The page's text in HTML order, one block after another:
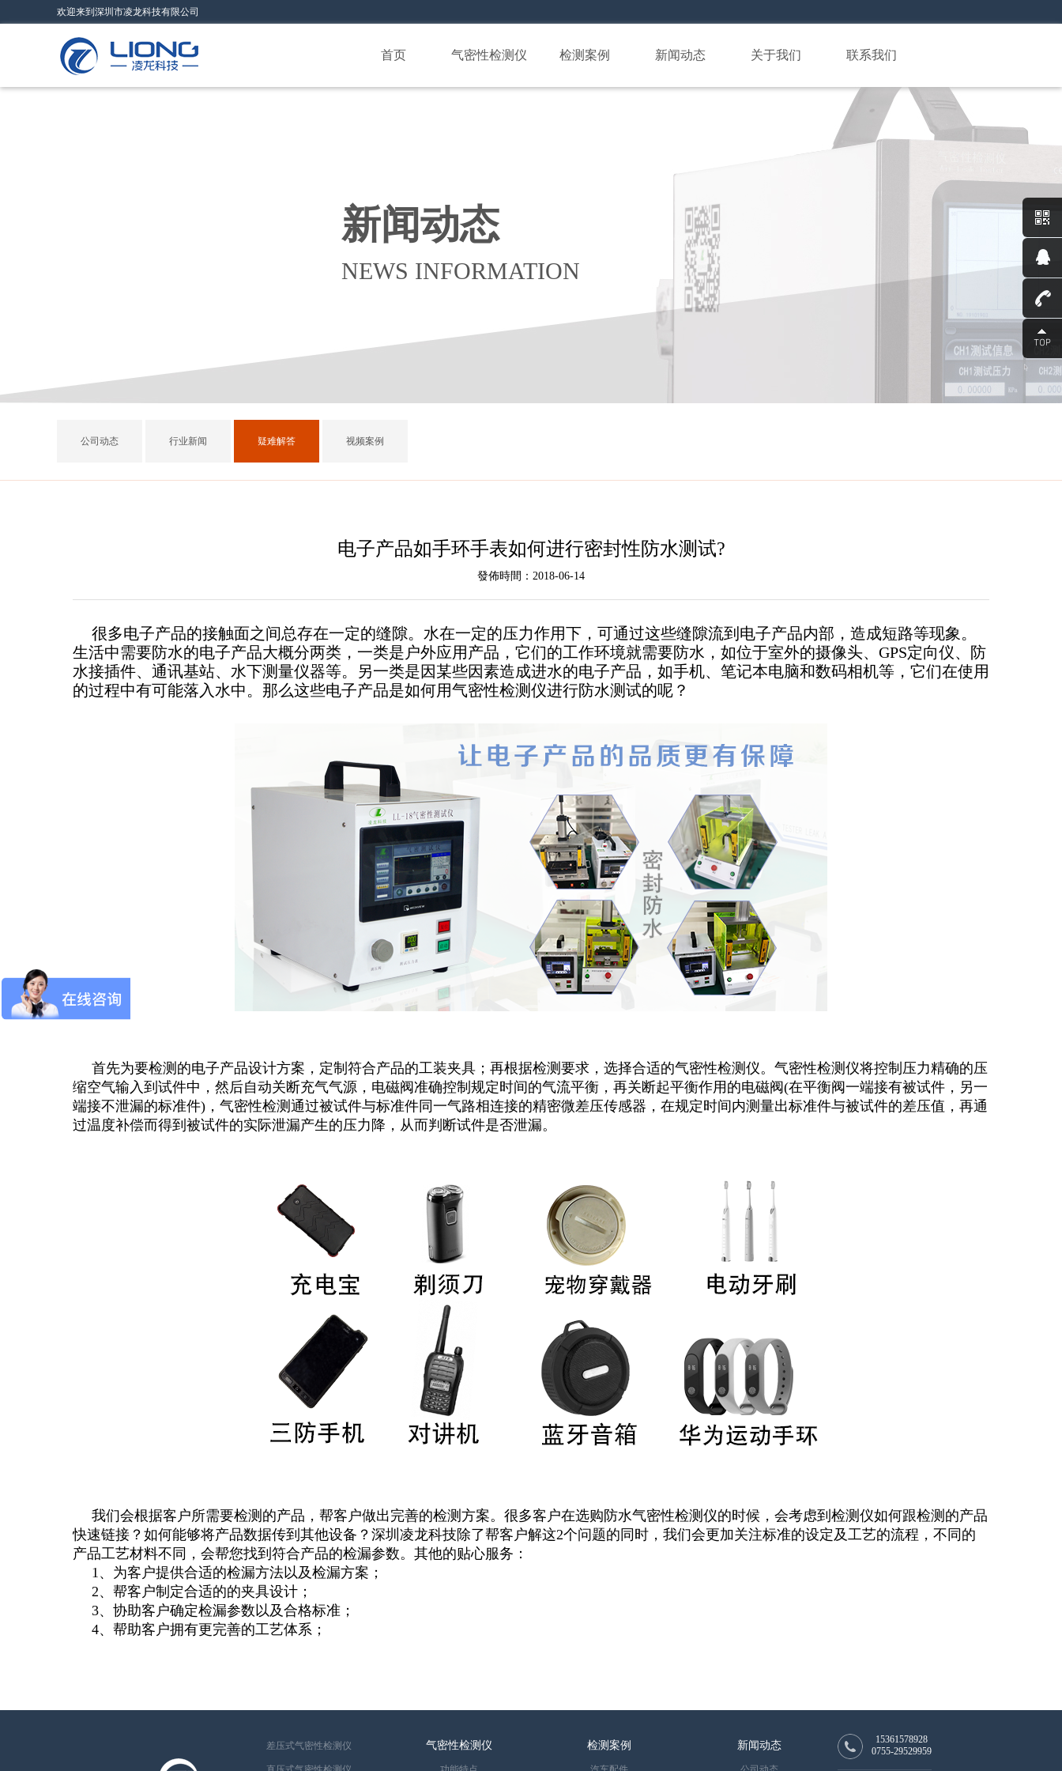
欢迎来到深圳市凌龙科技有限公司
首页 气密性检测仪 检测案例 新闻动态 关于我们 联系我们
新闻动态
NEWS INFORMATION
公司动态 行业新闻 疑难解答 视频案例
电子产品如手环手表如何进行密封性防水测试?
發佈時間：2018-06-14
很多电子产品的接触面之间总存在一定的缝隙。水在一定的压力作用下，可通过这些缝隙流到电子产品内部，造成短路等现象。
生活中需要防水的电子产品大概分两类，一类是户外应用产品，它们的工作环境就需要防水，如位于室外的摄像头、GPS定向仪、防
水接插件、通讯基站、水下测量仪器等。另一类是因某些因素造成进水的电子产品，如手机、笔记本电脑和数码相机等，它们在使用
的过程中有可能落入水中。那么这些电子产品是如何用气密性检测仪进行防水测试的呢？
首先为要检测的电子产品设计方案，定制符合产品的工装夹具；再根据检测要求，选择合适的气密性检测仪。气密性检测仪将控制压力精确的压
缩空气输入到试件中，然后自动关断充气气源，电磁阀准确控制规定时间的气流平衡，再关断起平衡作用的电磁阀(在平衡阀一端接有被试件，另一
端接不泄漏的标准件)，气密性检测通过被试件与标准件同一气路相连接的精密微差压传感器，在规定时间内测量出标准件与被试件的差压值，再通
过温度补偿而得到被试件的实际泄漏产生的压力降，从而判断试件是否泄漏。
我们会根据客户所需要检测的产品，帮客户做出完善的检测方案。很多客户在选购防水气密性检测仪的时候，会考虑到检测仪如何跟检测的产品
快速链接？如何能够将产品数据传到其他设备？深圳凌龙科技除了帮客户解这2个问题的同时，我们会更加关注标准的设定及工艺的流程，不同的
产品工艺材料不同，会帮您找到符合产品的检漏参数。其他的贴心服务：
1、为客户提供合适的检漏方法以及检漏方案；
2、帮客户制定合适的的夹具设计；
3、协助客户确定检漏参数以及合格标准；
4、帮助客户拥有更完善的工艺体系；
差压式气密性检测仪 气密性检测仪 检测案例 新闻动态
15361578928
0755-29529959